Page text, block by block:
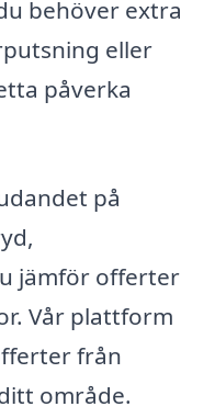
behöver extra
eller
påverka
på
jämför offerter
Vår plattform
från
område.